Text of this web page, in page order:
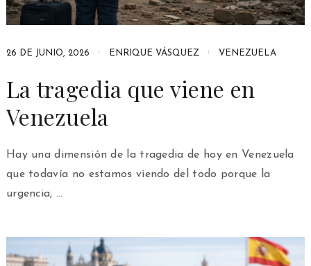
26 DE JUNIO, 2026 ENRIQUE VÁSQUEZ VENEZUELA
La tragedia que viene en
Venezuela
Hay una dimensión de la tragedia de hoy en Venezuela
que todavía no estamos viendo del todo porque la
urgencia, …